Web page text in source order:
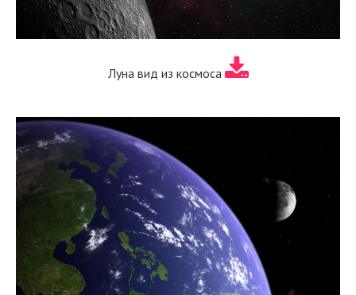
Луна вид из космоса